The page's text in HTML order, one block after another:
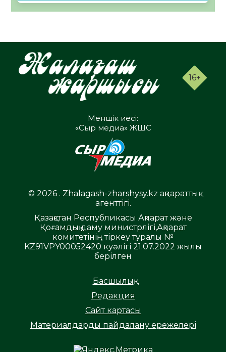
16+
Меншік иесі:
«Сыр медиа» ЖШС
© 2026 . Zhalagash-zharshysy.kz ақпараттық
агенттігі.
Қазақстан Республикасы Ақпарат және
Қоғамдық даму министрлігі,Ақпарат
комитетінің тіркеу туралы №
KZ91VPY00052420 куәлігі 21.07.2022 жылы
берілген
Басшылық
Редакция
Сайт картасы
Материалдарды пайдалану ережелері